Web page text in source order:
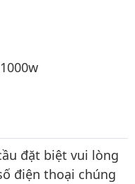
đặt biệt vui lòng
điện thoại chúng